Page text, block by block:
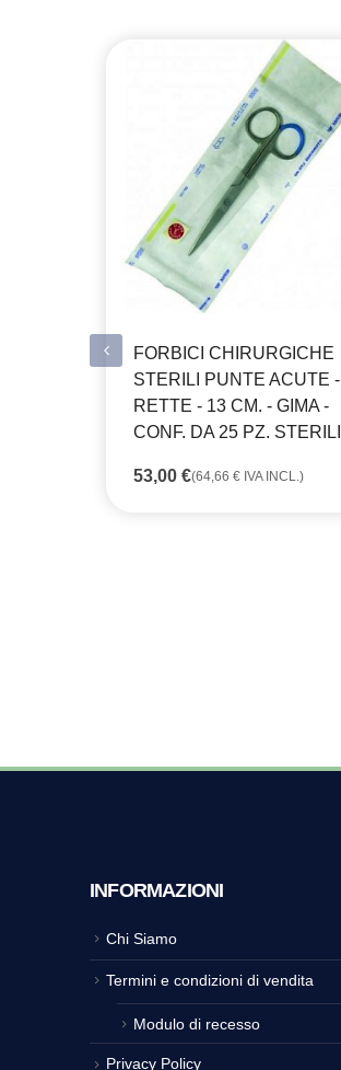
FORBICI CHIRURGICHE
STERILI PUNTE ACUTE -
RETTE - 13 CM. - GIMA -
CONF. DA 25 PZ. STERILI
53,00 €(64,66 € IVA INCL.)
INFORMAZIONI
Chi Siamo
Termini e condizioni di vendita
Modulo di recesso
Privacy Policy